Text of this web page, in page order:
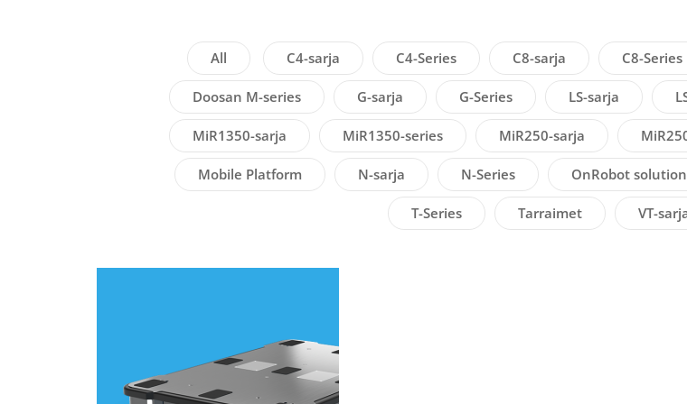
All C4-sarja C4-Series C8-sarja C8-Series
Doosan M-series G-sarja G-Series LS-sarja
MiR1350-sarja MiR1350-series MiR250-sarja
Mobile Platform N-sarja N-Series OnRobot
T-Series Tarraimet VT-